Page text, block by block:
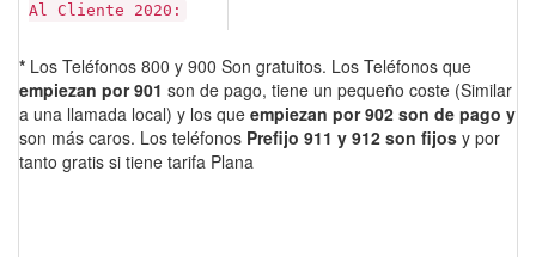
Al Cliente 2020:
* Los Teléfonos 800 y 900 Son gratuitos. Los Teléfonos que
empiezan por 901 son de pago, tiene un pequeño coste (Similar
a una llamada local) y los que empiezan por 902 son de pago y
son más caros. Los teléfonos Prefijo 911 y 912 son fijos y por
tanto gratis si tiene tarifa Plana